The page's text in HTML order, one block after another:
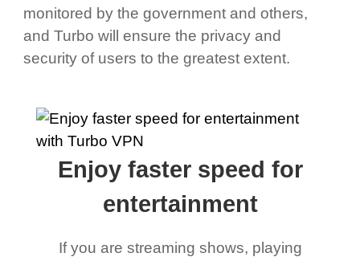
monitored by the government and others,
and Turbo will ensure the privacy and
security of users to the greatest extent.
Enjoy faster speed for
entertainment
If you are streaming shows, playing